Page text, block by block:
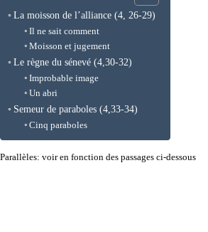
La moisson de l’alliance (4, 26-29)
Il ne sait comment
Moisson et jugement
Le règne du sénevé (4,30-32)
Improbable image
Un abri
Semeur de paraboles (4,33-34)
Cinq paraboles
Parallèles: voir en fonction des passages ci-dessous